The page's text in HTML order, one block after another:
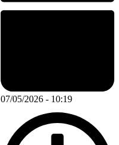
07/05/2026 - 10:19